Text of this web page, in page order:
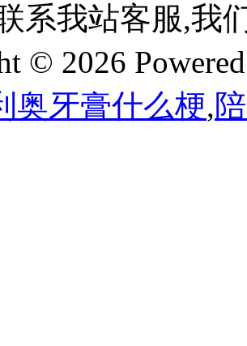
系我站客服,我
© 2026
奥牙膏什么梗,